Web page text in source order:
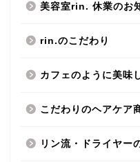
美容室rin. 休業のお
rin.のこだわり
カフェのように美味
こだわりのヘアケア
リン流・ドライヤー